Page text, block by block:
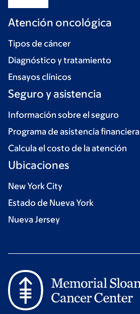
Atención oncológica
Tipos de cáncer
Diagnóstico y tratamiento
Ensayos clínicos
Seguro y asistencia
Información sobre el seguro
Programa de asistencia financiera
Calcula el costo de la atención
Ubicaciones
New York City
Estado de Nueva York
Nueva Jersey